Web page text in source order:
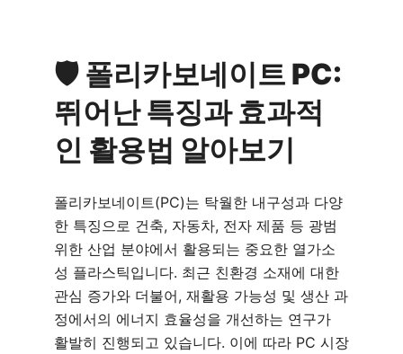
🛡️ 폴리카보네이트 PC:
뛰어난 특징과 효과적
인 활용법 알아보기
폴리카보네이트(PC)는 탁월한 내구성과 다양
한 특징으로 건축, 자동차, 전자 제품 등 광범
위한 산업 분야에서 활용되는 중요한 열가소
성 플라스틱입니다. 최근 친환경 소재에 대한
관심 증가와 더불어, 재활용 가능성 및 생산 과
정에서의 에너지 효율성을 개선하는 연구가
활발히 진행되고 있습니다. 이에 따라 PC 시장